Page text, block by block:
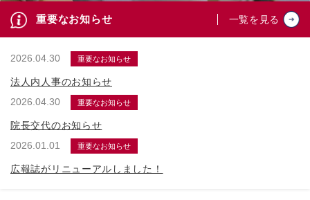
重要なお知らせ 一覧を見る
2026.04.30 重要なお知らせ
法人内人事のお知らせ
2026.04.30
重要なお知らせ
院長交代のお知らせ
2026.01.01
重要なお知らせ
広報誌がリニューアルしました！